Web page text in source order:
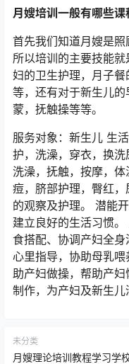
月嫂培训一般有哪些
首先我们知道月嫂是照
所以培训的主要技能
妇的卫生护理，月子
等，还有对于新生儿
蒙，抚触操等等。
服务对象：新生儿 生
护，洗澡，穿衣，换
洗澡，抚触，按摩，
痘，脐部护理，臀红
的观察及护理。 潜能
建立良好的生活习惯
食搭配、协调产妇全
心里指导，协助母乳
助产妇做操，帮助产
制作，为产妇及新生儿
未分类
月嫂理论培训教程学习学